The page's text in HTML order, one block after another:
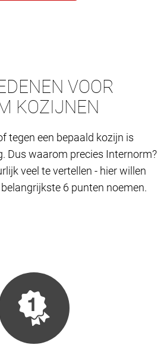
VOOR
KOZIJNEN
tegen een bepaald kozijn is
Dus waarom precies Internorm?
veel te vertellen - hier willen
6 punten noemen.